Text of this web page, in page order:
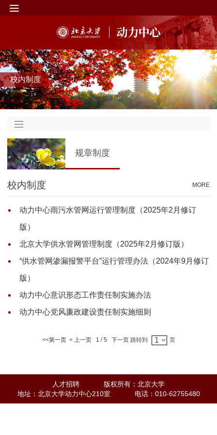
校内制度
规章制度
MORE
校内制度
动力中心雨污水管网运行管理制度（2025年2月修订
版）
北京大学供水管网管理制度（2025年2月修订版）
“供水管网渗漏报警平台”运行管理办法（2024年9月修订
版）
动力中心意识形态工作责任制实施办法
动力中心党风廉政建设责任制实施细则
<<第一页< 上一页 1 / 5 下一页跳转到 1 页
人才招聘
版权所有：北京大学
地址：北京大学动力中心210室
电话：010-62755480